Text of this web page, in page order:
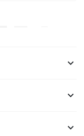


